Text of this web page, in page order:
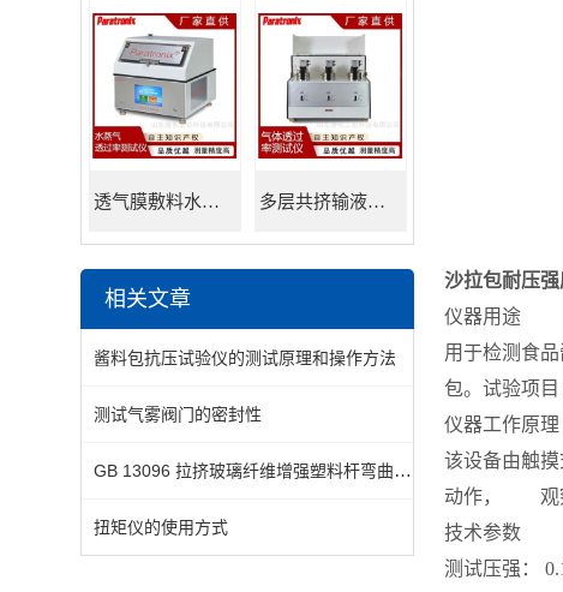
透气膜敷料水蒸透过率测试仪 多层共挤输液用膜氮气透过率测试仪
相关文章
酱料包抗压试验仪的测试原理和操作方法
测试气雾阀门的密封性
GB 13096 拉挤玻璃纤维增强塑料杆弯曲性能试验
扭矩仪的使用方式
沙拉包耐压
仪器用途
用于检测食
包。试验项目
仪器工作原理
该设备由触
动作， 观察
技术参数
测试压强：